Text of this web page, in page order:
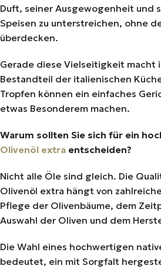
Duft, seiner Ausgewogenheit und
Speisen zu unterstreichen, ohne
überdecken.
Gerade diese Vielseitigkeit macht
Bestandteil der italienischen
Tropfen können ein einfaches
etwas Besonderem machen.
Warum sollten Sie sich für ein
Olivenöl extra entscheiden?
Nicht alle Öle sind gleich. Die
Olivenöl extra hängt von
Pflege der Olivenbäume, dem
Auswahl der Oliven und dem
Die Wahl eines hochwertigen
bedeutet, ein mit Sorgfalt